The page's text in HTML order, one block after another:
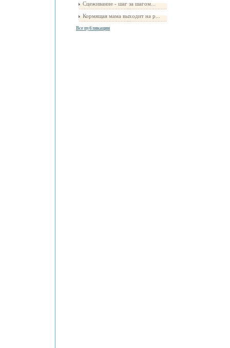
Сцеживание - шаг за шагом...
Кормящая мама выходит на р...
Все публикации